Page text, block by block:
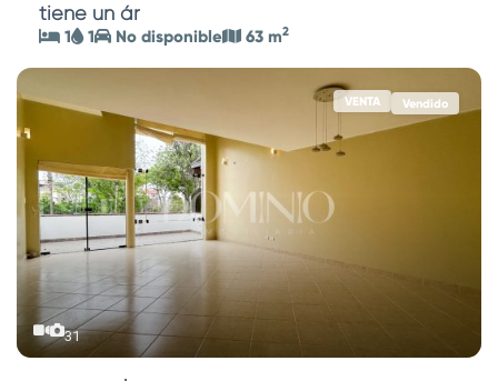
tiene un ár
1 1 No disponible 63 m2
31
VENTA Vendido